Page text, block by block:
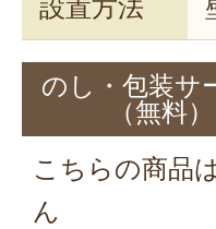
設置方法
のし・包装サ
（無料）
こちらの商品
ん